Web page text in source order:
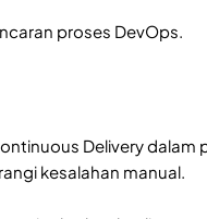
proses DevOps.
Delivery
kesalahan manual.